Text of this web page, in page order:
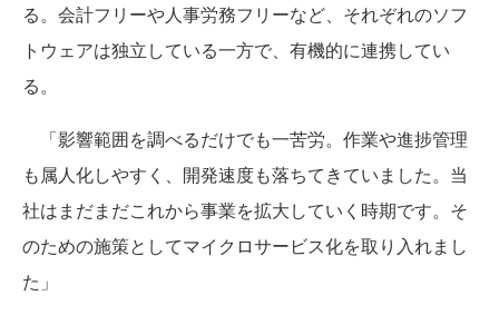
る。会計フリーや人事労務フリーなど、それぞれのソフ
トウェアは独立している一方で、有機的に連携してい
る。
「影響範囲を調べるだけでも一苦労。作業や進捗管理
も属人化しやすく、開発速度も落ちてきていました。当
社はまだまだこれから事業を拡大していく時期です。そ
のための施策としてマイクロサービス化を取り入れまし
た」